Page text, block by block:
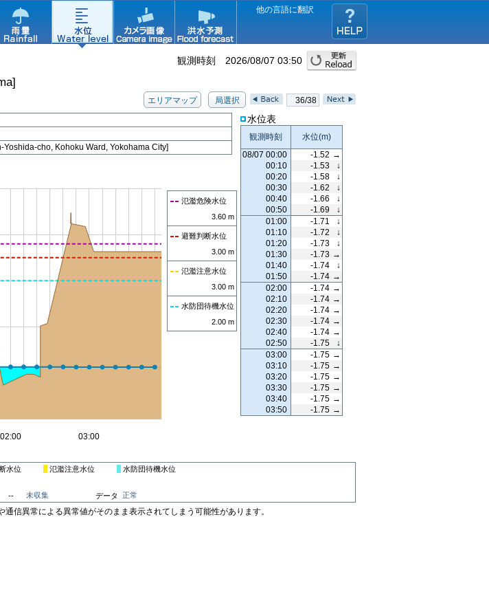
他の言語に翻訳
観測時刻 2026/08/07 03:50
エリアマップ 局選択
36/38
Yoshida-cho, Kohoku Ward, Yokohama City]
氾濫危険水位
3.60 m
避難判断水位
3.00 m
氾濫注意水位
3.00 m
水防団待機水位
2.00 m
水位 氾濫注意水位
水防団待機水位
-- 未収集 データ 正常
水位表
観測時刻 水位(m)
08/07 00:00
-1.52 →
00:10
-1.53
↓
00:20
-1.58
↓
00:30
-1.62
↓
00:40
-1.66
↓
00:50
-1.69
↓
01:00
-1.71
↓
01:10
-1.72
↓
01:20
-1.73
↓
01:30
-1.73 →
01:40
-1.74
↓
01:50
-1.74 →
02:00
-1.74 →
02:10
-1.74 →
02:20
-1.74 →
02:30
-1.74 →
02:40
-1.74 →
02:50
-1.75
↓
03:00
-1.75 →
03:10
-1.75 →
03:20
-1.75 →
03:30
-1.75 →
03:40
-1.75 →
03:50
-1.75 →
信異常による異常値がそのまま表示されてしまう可能性があります。